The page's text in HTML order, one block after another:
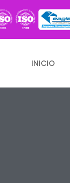
INICIO